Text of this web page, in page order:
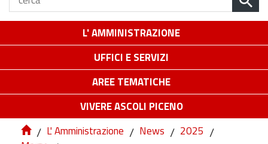
L' AMMINISTRAZIONE
UFFICI E SERVIZI
AREE TEMATICHE
VIVERE ASCOLI PICENO
/ L' Amministrazione / News / 2025 /